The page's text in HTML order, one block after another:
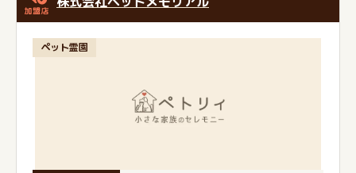
ペット霊園